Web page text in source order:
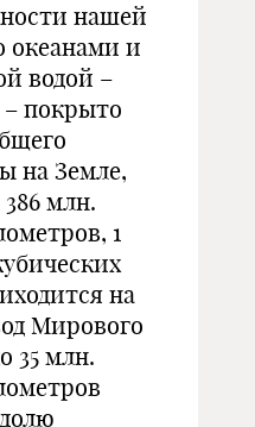
нашей
океанами и
водой –
– покрыто
на Земле,
млн.
1
на
Мирового
35 млн.